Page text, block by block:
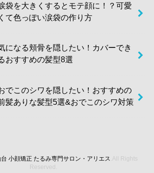
袋を大きくするとモテ顔に！？可愛
くて色っぽい涙袋の作り方
になる頬骨を隠したい！カバーでき
おすすめの髪型8選
でこのシワを隠したい！おすすめの
髪ありな髪型5選&おでこのシワ対策
台 小顔矯正 たるみ専門サロン・アリエス .All Rights
Reserved.